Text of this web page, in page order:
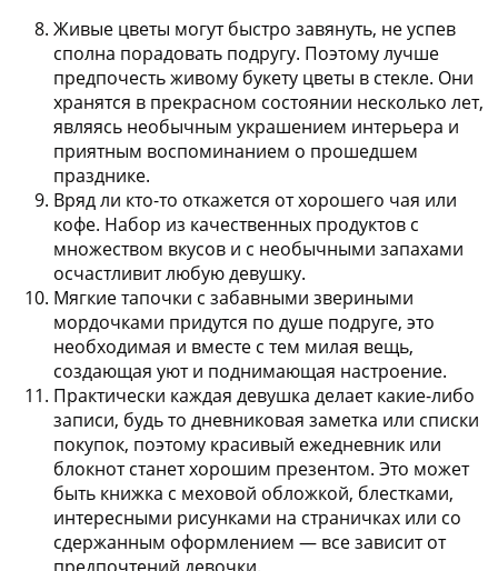
Живые цветы могут быстро завянуть, не успев
сполна порадовать подругу. Поэтому лучше
предпочесть живому букету цветы в стекле. Они
хранятся в прекрасном состоянии несколько лет,
являясь необычным украшением интерьера и
приятным воспоминанием о прошедшем
празднике.
Вряд ли кто-то откажется от хорошего чая или
кофе. Набор из качественных продуктов с
множеством вкусов и с необычными запахами
осчастливит любую девушку.
Мягкие тапочки с забавными звериными
мордочками придутся по душе подруге, это
необходимая и вместе с тем милая вещь,
создающая уют и поднимающая настроение.
Практически каждая девушка делает какие-либо
записи, будь то дневниковая заметка или списки
покупок, поэтому красивый ежедневник или
блокнот станет хорошим презентом. Это может
быть книжка с меховой обложкой, блестками,
интересными рисунками на страничках или со
сдержанным оформлением — все зависит от
предпочтений девочки.